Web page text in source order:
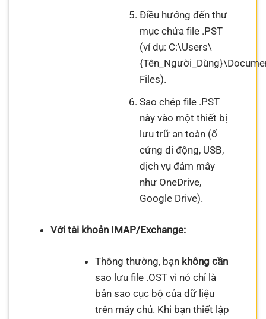
Điều hướng đến thư
mục chứa file .PST
(ví dụ: C:\Users\
Files).
Sao chép file .PST
này vào một thiết bị
lưu trữ an toàn (ổ
cứng di động, USB,
dịch vụ đám mây
như OneDrive,
Google Drive).
Với tài khoản IMAP/Exchange:
Thông thường, bạn không cần
sao lưu file .OST vì nó chỉ là
bản sao cục bộ của dữ liệu
trên máy chủ. Khi bạn thiết lập